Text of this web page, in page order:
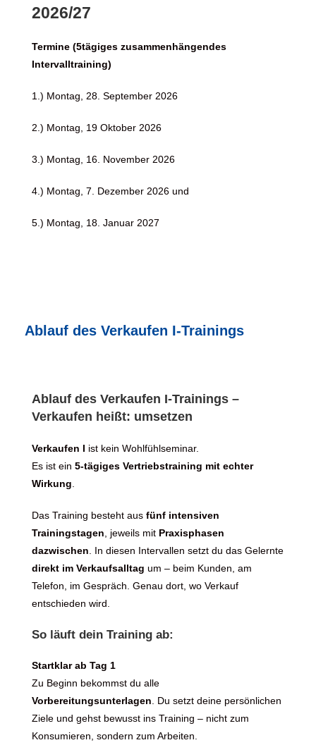
2026/27
Termine (5tägiges zusammenhängendes
Intervalltraining)
1.) Montag, 28. September 2026
2.) Montag, 19 Oktober 2026
3.) Montag, 16. November 2026
4.) Montag, 7. Dezember 2026 und
5.) Montag, 18. Januar 2027
Ablauf des Verkaufen I-Trainings
Ablauf des Verkaufen I-Trainings –
Verkaufen heißt: umsetzen
Verkaufen I ist kein Wohlfühlseminar.
Es ist ein 5-tägiges Vertriebs­training mit echter
Wirkung
Das Training besteht aus fünf intensiven
Trainingstagen , jeweils mit Praxisphasen
dazwischen . In diesen Intervallen setzt du das Gelernte
direkt im Verkaufsalltag um – beim Kunden, am
Telefon, im Gespräch. Genau dort, wo Verkauf
entschieden wird.
So läuft dein Training ab:
Startklar ab Tag 1
Zu Beginn bekommst du alle
Vorbereitungsunterlagen . Du setzt deine persönlichen
Ziele und gehst bewusst ins Training – nicht zum
Konsumieren, sondern zum Arbeiten.